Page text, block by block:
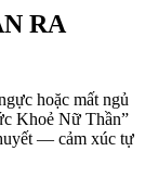
RA
hoặc mất ngủ
Khoẻ Nữ Thần”
— cảm xúc tự